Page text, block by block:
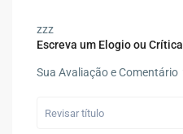
zzz
Escreva um Elogio ou Crítica
Sua Avaliação e Comentário